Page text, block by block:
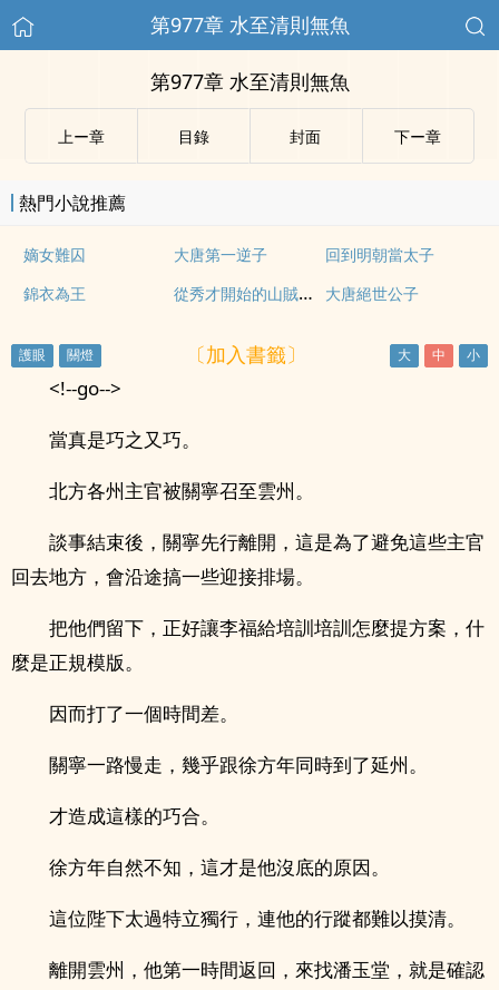
第977章 水至清則無魚
第977章 水至清則無魚
上ー章 目錄 封面 下ー章
熱門小說推薦
嫡女難囚 大唐第一逆子
回到明朝當太子
錦衣為王
從秀才開始的山賊生活 大唐絕世公子
〔加入書籤〕
<!--go-->
當真是巧之又巧。
北方各州主官被關寧召至雲州。
談事結束後，關寧先行離開，這是為了避免這些主官
回去地方，會沿途搞一些迎接排場。
把他們留下，正好讓李福給培訓培訓怎麼提方案，什
麼是正規模版。
因而打了一個時間差。
關寧一路慢走，幾乎跟徐方年同時到了延州。
才造成這樣的巧合。
徐方年自然不知，這才是他沒底的原因。
這位陛下太過特立獨行，連他的行蹤都難以摸清。
離開雲州，他第一時間返回，來找潘玉堂，就是確認